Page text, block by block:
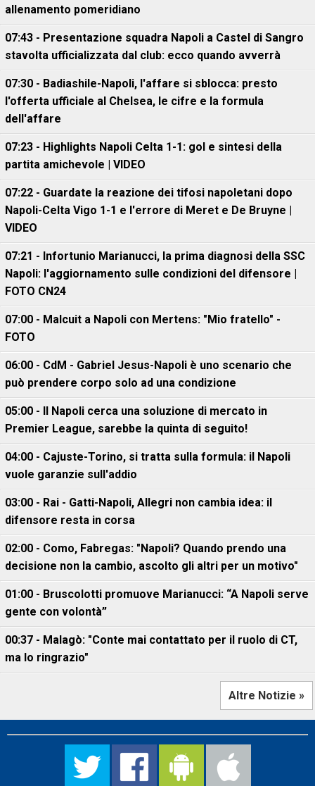
allenamento pomeridiano
07:43 - Presentazione squadra Napoli a Castel di Sangro
stavolta ufficializzata dal club: ecco quando avverrà
07:30 - Badiashile-Napoli, l'affare si sblocca: presto
l'offerta ufficiale al Chelsea, le cifre e la formula
dell'affare
07:23 - Highlights Napoli Celta 1-1: gol e sintesi della
partita amichevole | VIDEO
07:22 - Guardate la reazione dei tifosi napoletani dopo
Napoli-Celta Vigo 1-1 e l'errore di Meret e De Bruyne |
VIDEO
07:21 - Infortunio Marianucci, la prima diagnosi della SSC
Napoli: l'aggiornamento sulle condizioni del difensore |
FOTO CN24
07:00 - Malcuit a Napoli con Mertens: "Mio fratello" -
FOTO
06:00 - CdM - Gabriel Jesus-Napoli è uno scenario che
può prendere corpo solo ad una condizione
05:00 - Il Napoli cerca una soluzione di mercato in
Premier League, sarebbe la quinta di seguito!
04:00 - Cajuste-Torino, si tratta sulla formula: il Napoli
vuole garanzie sull'addio
03:00 - Rai - Gatti-Napoli, Allegri non cambia idea: il
difensore resta in corsa
02:00 - Como, Fabregas: "Napoli? Quando prendo una
decisione non la cambio, ascolto gli altri per un motivo"
01:00 - Bruscolotti promuove Marianucci: “A Napoli serve
gente con volontà”
00:37 - Malagò: "Conte mai contattato per il ruolo di CT,
ma lo ringrazio"
Altre Notizie »